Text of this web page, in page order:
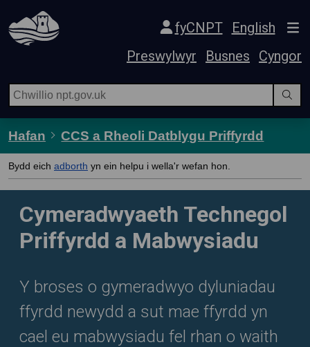
Hepgor gwe-lywio
fyCNPT
English
Preswylwyr
Busnes Cyngor
Hafan CCS a Rheoli Datblygu Priffyrdd
Bydd eich adborth yn ein helpu i wella'r wefan hon.
Cymeradwyaeth Technegol
Priffyrdd a Mabwysiadu
Y broses o gymeradwyo dyluniadau
ffyrdd newydd a sut mae ffyrdd yn
cael eu mabwysiadu fel rhan o waith